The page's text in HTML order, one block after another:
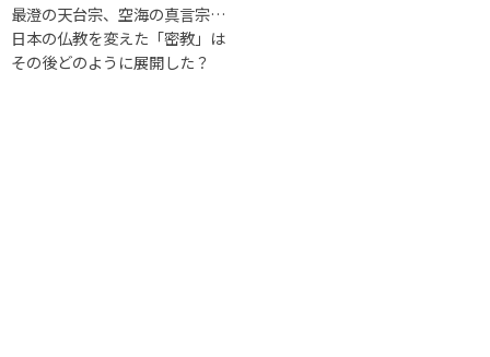
最澄の天台宗、空海の真言宗…
日本の仏教を変えた「密教」は
その後どのように展開した？